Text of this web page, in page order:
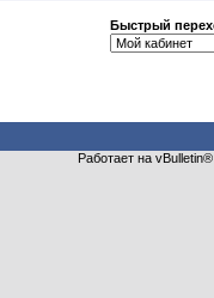
Быстрый
Работает на